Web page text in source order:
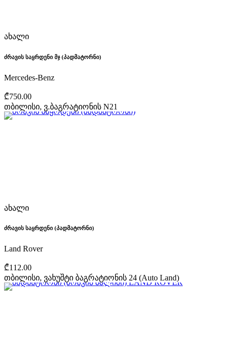
ახალი
ძრავის საყრდენი მჯ (პადმატორნი)
Mercedes-Benz
₾750.00
თბილისი, ვ.ბაგრატიონის N21
ახალი
ძრავის საყრდენი (პადმატორნი)
Land Rover
₾112.00
თბილისი, ვახუშტი ბაგრატიონის 24 (Auto Land)